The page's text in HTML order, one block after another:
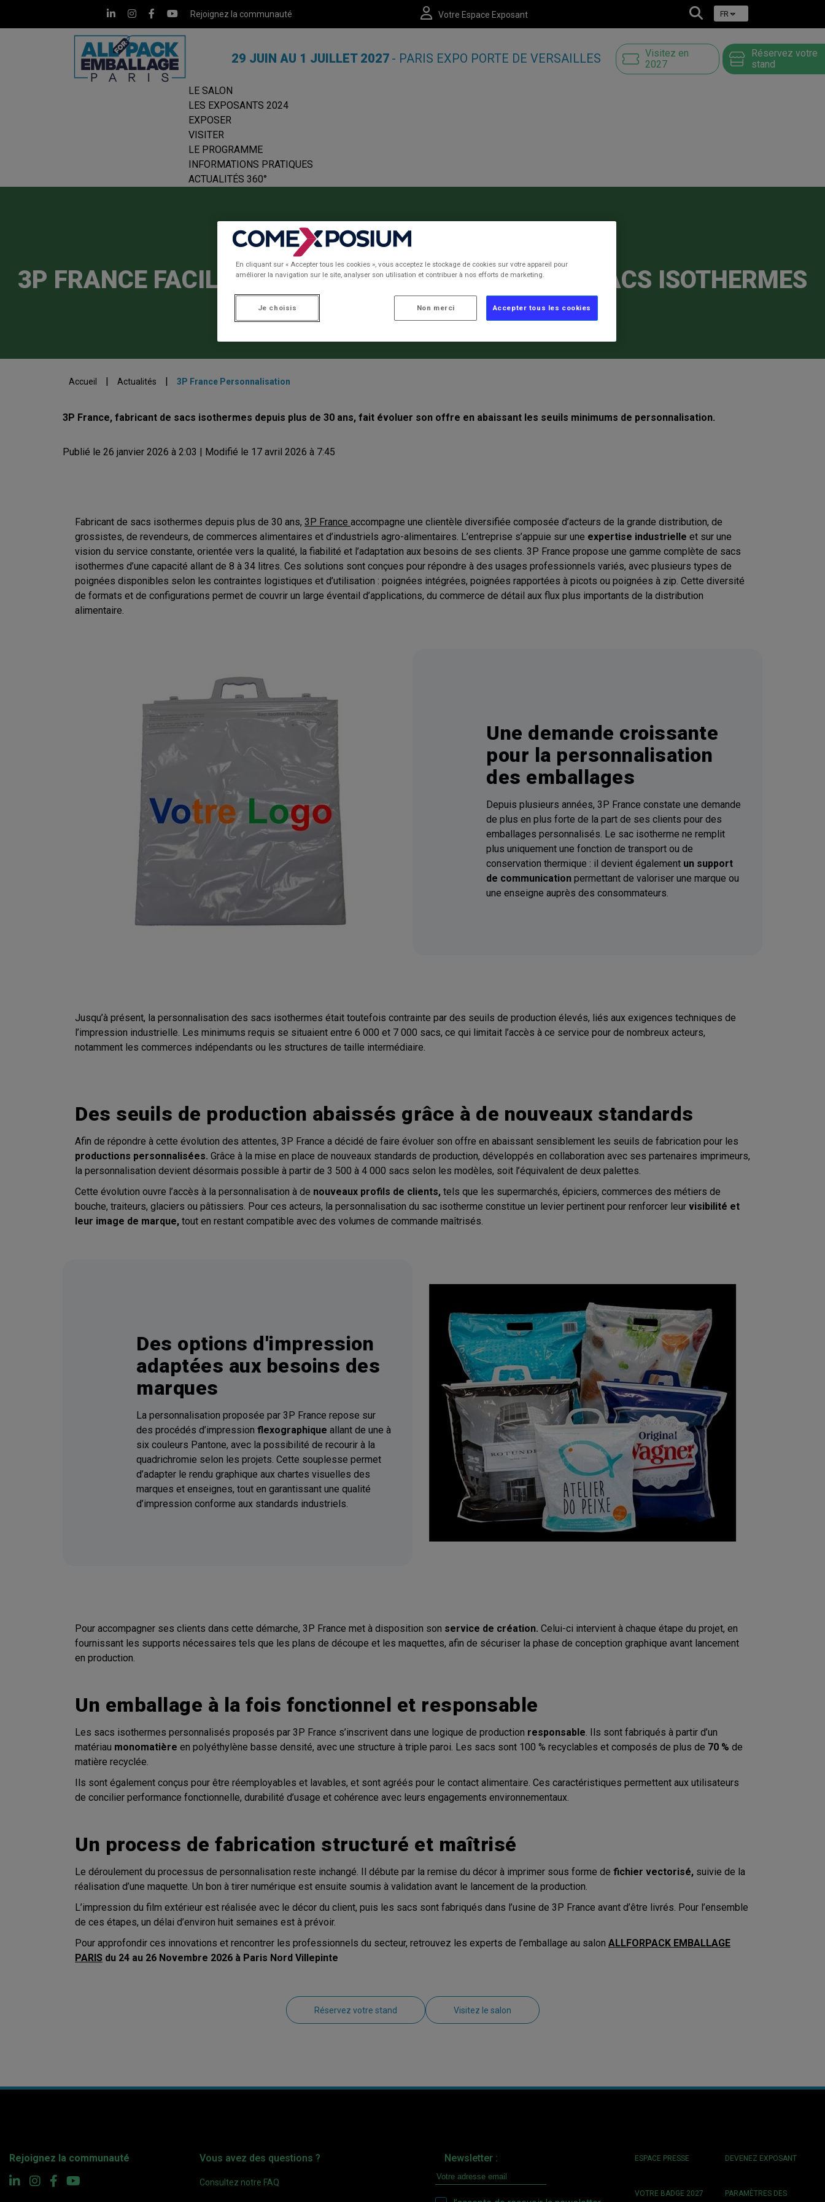
Rejoignez la communauté Votre Espace Exposant FR
29 JUIN AU 1 JUILLET 2027 - PARIS EXPO PORTE DE VERSAILLES
Visitez en
2027
Réservez votre
stand
LE SALON
LES EXPOSANTS 2024
EXPOSER
VISITER
LE PROGRAMME
INFORMATIONS PRATIQUES
ACTUALITÉS 360°
3P FRANCE FACILITE LA PERSONNALISATION DES SACS ISOTHERMES
Accueil | Actualités | 3P France Personnalisation
3P France, fabricant de sacs isothermes depuis plus de 30 ans, fait évoluer son offre en abaissant les seuils minimums de personnalisation.
Publié le 26 janvier 2026 à 2:03 | Modifié le 17 avril 2026 à 7:45
Fabricant de sacs isothermes depuis plus de 30 ans, 3P France accompagne une clientèle diversifiée composée d’acteurs de la grande distribution, de
grossistes, de revendeurs, de commerces alimentaires et d’industriels agro-alimentaires. L’entreprise s’appuie sur une expertise industrielle et sur une
vision du service constante, orientée vers la qualité, la fiabilité et l’adaptation aux besoins de ses clients. 3P France propose une gamme complète de sacs
isothermes d’une capacité allant de 8 à 34 litres. Ces solutions sont conçues pour répondre à des usages professionnels variés, avec plusieurs types de
poignées disponibles selon les contraintes logistiques et d’utilisation : poignées intégrées, poignées rapportées à picots ou poignées à zip. Cette diversité
de formats et de configurations permet de couvrir un large éventail d’applications, du commerce de détail aux flux plus importants de la distribution
alimentaire.
Une demande croissante
pour la personnalisation
des emballages
Depuis plusieurs années, 3P France constate une demande
de plus en plus forte de la part de ses clients pour des
emballages personnalisés. Le sac isotherme ne remplit
plus uniquement une fonction de transport ou de
conservation thermique : il devient également un support
de communication permettant de valoriser une marque ou
une enseigne auprès des consommateurs.
Jusqu’à présent, la personnalisation des sacs isothermes était toutefois contrainte par des seuils de production élevés, liés aux exigences techniques de
l’impression industrielle. Les minimums requis se situaient entre 6 000 et 7 000 sacs, ce qui limitait l’accès à ce service pour de nombreux acteurs,
notamment les commerces indépendants ou les structures de taille intermédiaire.
Des seuils de production abaissés grâce à de nouveaux standards
Afin de répondre à cette évolution des attentes, 3P France a décidé de faire évoluer son offre en abaissant sensiblement les seuils de fabrication pour les
productions personnalisées. Grâce à la mise en place de nouveaux standards de production, développés en collaboration avec ses partenaires imprimeurs,
la personnalisation devient désormais possible à partir de 3 500 à 4 000 sacs selon les modèles, soit l’équivalent de deux palettes.
Cette évolution ouvre l’accès à la personnalisation à de nouveaux profils de clients, tels que les supermarchés, épiciers, commerces des métiers de
bouche, traiteurs, glaciers ou pâtissiers. Pour ces acteurs, la personnalisation du sac isotherme constitue un levier pertinent pour renforcer leur visibilité et
leur image de marque, tout en restant compatible avec des volumes de commande maîtrisés.
Des options d'impression
adaptées aux besoins des
marques
La personnalisation proposée par 3P France repose sur
des procédés d’impression flexographique allant de une à
six couleurs Pantone, avec la possibilité de recourir à la
quadrichromie selon les projets. Cette souplesse permet
d’adapter le rendu graphique aux chartes visuelles des
marques et enseignes, tout en garantissant une qualité
d’impression conforme aux standards industriels.
Pour accompagner ses clients dans cette démarche, 3P France met à disposition son service de création. Celui-ci intervient à chaque étape du projet, en
fournissant les supports nécessaires tels que les plans de découpe et les maquettes, afin de sécuriser la phase de conception graphique avant lancement
en production.
Un emballage à la fois fonctionnel et responsable
Les sacs isothermes personnalisés proposés par 3P France s’inscrivent dans une logique de production responsable. Ils sont fabriqués à partir d’un
matériau monomatière en polyéthylène basse densité, avec une structure à triple paroi. Les sacs sont 100 % recyclables et composés de plus de 70 % de
matière recyclée.
Ils sont également conçus pour être réemployables et lavables, et sont agréés pour le contact alimentaire. Ces caractéristiques permettent aux utilisateurs
de concilier performance fonctionnelle, durabilité d’usage et cohérence avec leurs engagements environnementaux.
Un process de fabrication structuré et maîtrisé
Le déroulement du processus de personnalisation reste inchangé. Il débute par la remise du décor à imprimer sous forme de fichier vectorisé, suivie de la
réalisation d’une maquette. Un bon à tirer numérique est ensuite soumis à validation avant le lancement de la production.
L’impression du film extérieur est réalisée avec le décor du client, puis les sacs sont fabriqués dans l’usine de 3P France avant d’être livrés. Pour l’ensemble
de ces étapes, un délai d’environ huit semaines est à prévoir.
Pour approfondir ces innovations et rencontrer les professionnels du secteur, retrouvez les experts de l’emballage au salon ALLFORPACK EMBALLAGE
PARIS du 24 au 26 Novembre 2026 à Paris Nord Villepinte
Réservez votre stand Visitez le salon
Rejoignez la communauté Vous avez des questions ?
Consultez notre FAQ
Newsletter : ESPACE PRESSE DEVENEZ EXPOSANT
VOTRE BADGE 2027 PARAMÈTRES DES
En cliquant sur « Accepter tous les cookies », vous acceptez le stockage de cookies sur votre appareil pour
améliorer la navigation sur le site, analyser son utilisation et contribuer à nos efforts de marketing.
Je choisis Non merci Accepter tous les cookies